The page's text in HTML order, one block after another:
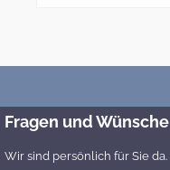
Fragen und Wünsche
Wir sind persönlich für Sie da.